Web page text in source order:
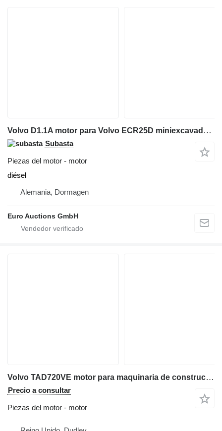
Volvo D1.1A motor para Volvo ECR25D miniexcavadora
Subasta
Piezas del motor - motor
diésel
Alemania, Dormagen
Euro Auctions GmbH
Volvo TAD720VE motor para maquinaria de construcción
Precio a consultar
Piezas del motor - motor